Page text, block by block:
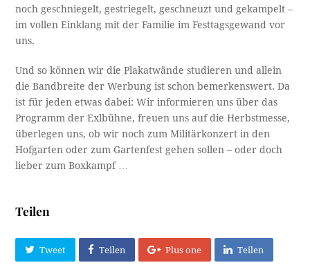
noch geschniegelt, gestriegelt, geschneuzt und gekampelt –
im vollen Einklang mit der Familie im Festtagsgewand vor
uns.
Und so können wir die Plakatwände studieren und allein
die Bandbreite der Werbung ist schon bemerkenswert. Da
ist für jeden etwas dabei: Wir informieren uns über das
Programm der Exlbühne, freuen uns auf die Herbstmesse,
überlegen uns, ob wir noch zum Militärkonzert in den
Hofgarten oder zum Gartenfest gehen sollen – oder doch
lieber zum Boxkampf …
Teilen
Tweet Teilen Plus one Teilen